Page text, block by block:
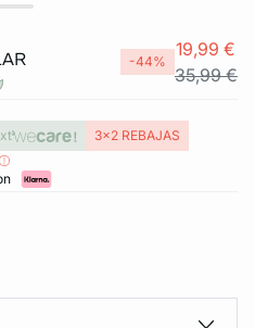
-44%
19,99 €
35,99 €
3x2 REBAJAS